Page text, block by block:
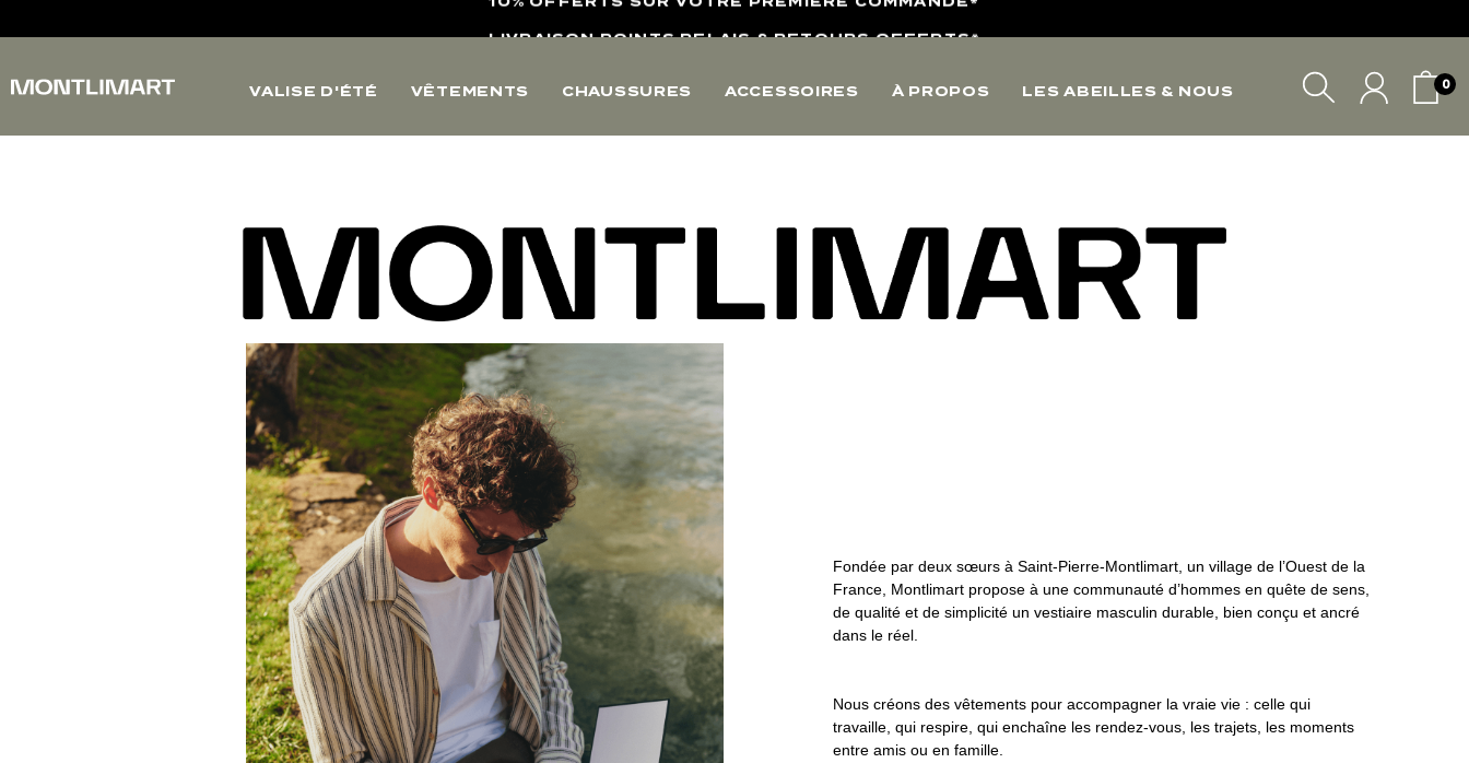
10% OFFERTS SUR VOTRE PREMIERE COMMANDE*
VALISE D'ÉTÉ VÊTEMENTS CHAUSSURES ACCESSOIRES À PROPOS LES ABEILLES & NOUS 0
Fondée par deux sœurs à Saint-Pierre-Montlimart, un village de l’Ouest de la
France, Montlimart propose à une communauté d’hommes en quête de sens,
de qualité et de simplicité un vestiaire masculin durable, bien conçu et ancré
dans le réel.
Nous créons des vêtements pour accompagner la vraie vie : celle qui
travaille, qui respire, qui enchaîne les rendez-vous, les trajets, les moments
entre amis ou en famille.